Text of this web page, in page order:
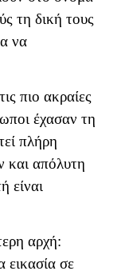
τη δική τους
να
πιο ακραίες
έχασαν τη
πλήρη
και απόλυτη
είναι
αρχή:
εικασία σε